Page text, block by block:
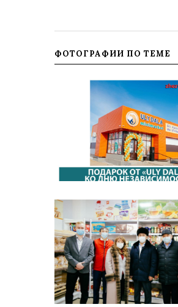
ФОТОГРАФИИ ПО ТЕМЕ